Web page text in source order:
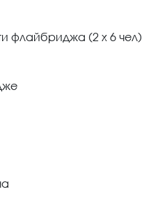
флайбриджа (2 x 6 чел)